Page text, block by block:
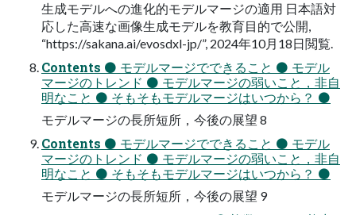
生成モデルへの進化的モデルマージの適用 日本語対
応した高速な画像生成モデルを教育目的で公開,
“https://sakana.ai/evosdxl-jp/”, 2024年10月18日閲覧.
Contents ⚫ モデルマージでできること ⚫ モデル
マージのトレンド ⚫ モデルマージの弱いこと，非自
明なこと ⚫ そもそもモデルマージはいつから？ ⚫
モデルマージの長所短所，今後の展望 8
Contents ⚫ モデルマージでできること ⚫ モデル
マージのトレンド ⚫ モデルマージの弱いこと，非自
明なこと ⚫ そもそもモデルマージはいつから？ ⚫
モデルマージの長所短所，今後の展望 9